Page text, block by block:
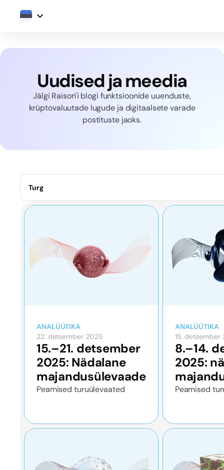
Uudised ja meedia
Jälgi Raison'i blogi funktsioonide uuenduste,
krüptovaluutade lugude ja digitaalsete varade
postituste jaoks.
Turg
ANALÜÜTIKA
22. detsember 2025
15.–21. detsember
2025: Nädalane
majandusülevaade
Peamised turuülevaated
ANALÜÜTIKA
15. detsember
8.–14.
2025:
Peamised